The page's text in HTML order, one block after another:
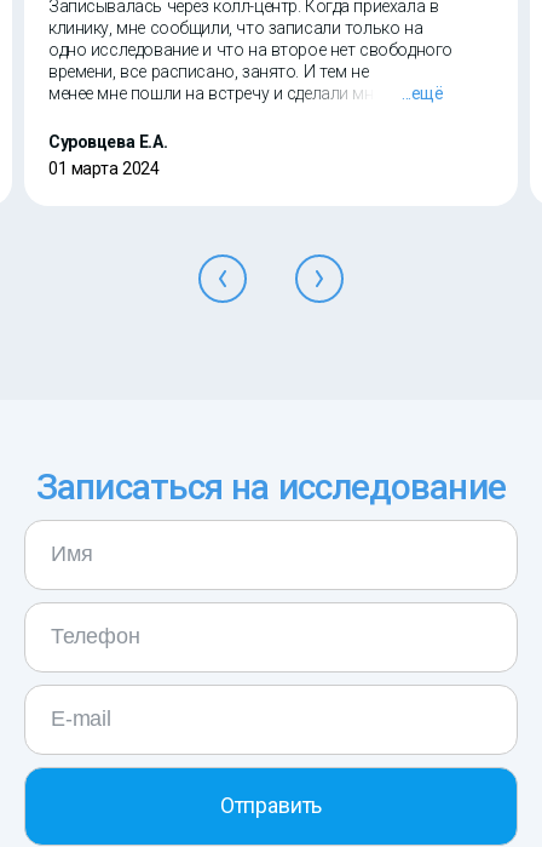
Записывалась через колл-центр. Когда приехала в
клинику, мне сообщили, что записали только на
одно исследование и что на второе нет свободного
времени, все расписано, занято. И тем не
менее мне пошли на встречу и сделали мне два
спасибо!
...ещё
Суровцева Е.А.
01 марта 2024
Записаться на исследование